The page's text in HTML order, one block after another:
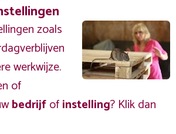
zoals
werkwijze.
of
bedrijfofinstelling? Klik dan